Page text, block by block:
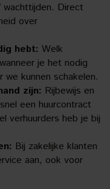
wachttijden. Direct
over
hebt: Welk
je het nodig
kunnen schakelen.
zijn: Rijbewijs en
een huurcontract
verhuurders heb je bij
Bij zakelijke klanten
aan, ook voor